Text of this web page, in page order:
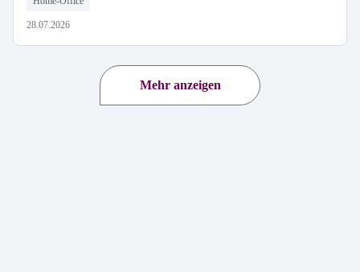
28.07.2026
Mehr anzeigen